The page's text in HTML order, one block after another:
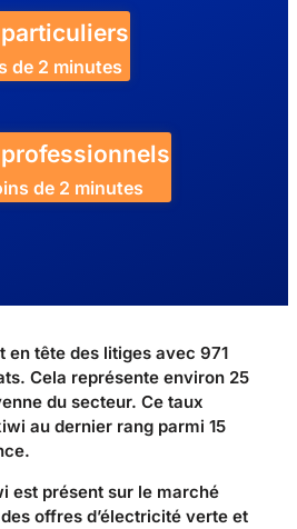
de 2 minutes
de 2 minutes
en tête des litiges avec 971
Cela représente environ 25
du secteur. Ce taux
au dernier rang parmi 15
est présent sur le marché
offres d’électricité verte et